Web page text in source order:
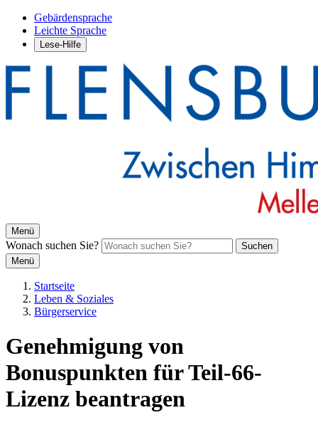
Gebärdensprache
Leichte Sprache
Lese-Hilfe
Menü
Wonach suchen Sie?
Suchen
Menü
Startseite
Leben & Soziales
Bürgerservice
Genehmigung von
Bonuspunkten für Teil-66-
Lizenz beantragen